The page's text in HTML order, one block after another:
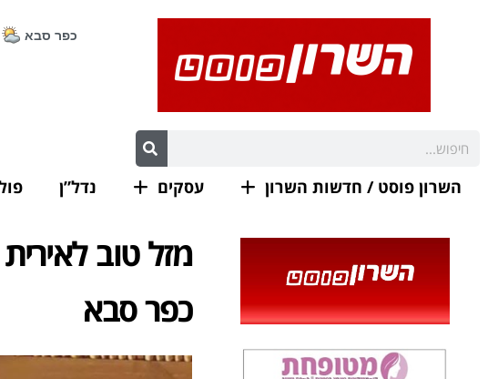
השרון פוסט / חדשות השרון עסקים נדל”ן
מזל טוב
כפר סבא